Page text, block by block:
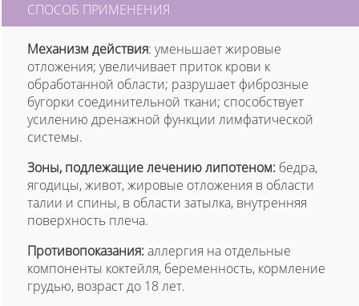
СПОСОБ ПРИМЕНЕНИЯ
Механизм действия: уменьшает жировые
отложения; увеличивает приток крови к
обработанной области; разрушает фиброзные
бугорки соединительной ткани; способствует
усилению дренажной функции лимфатической
системы.
Зоны, подлежащие лечению липотеном: бедра,
ягодицы, живот, жировые отложения в области
талии и спины, в области затылка, внутренняя
поверхность плеча.
Противопоказания:аллергия на отдельные
компоненты коктейля, беременность, кормление
грудью, возраст до 18 лет.